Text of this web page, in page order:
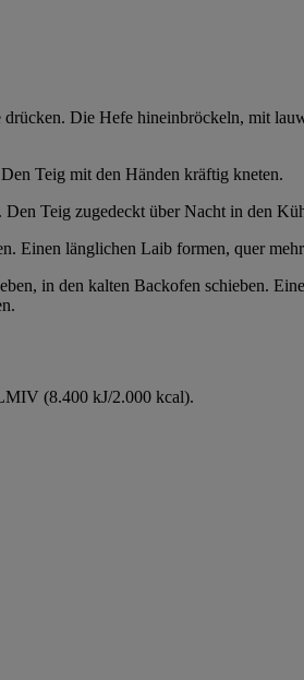
Die Hefe hineinbröckeln, mit
Teig mit den Händen kräftig kneten.
Teig zugedeckt über Nacht in den
Einen länglichen Laib formen, quer
in den kalten Backofen schieben.
(8.400 kJ/2.000 kcal).